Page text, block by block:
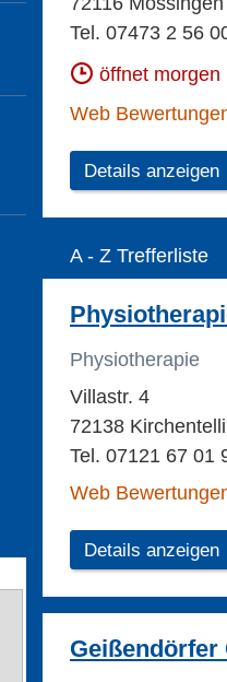
Tel. 07473 2 56
öffnet morgen
Web
Details anzeigen
A - Z Trefferliste
Physiotherapie
Villastr. 4
72138
Tel. 07121 67 01
Web
Details anzeigen